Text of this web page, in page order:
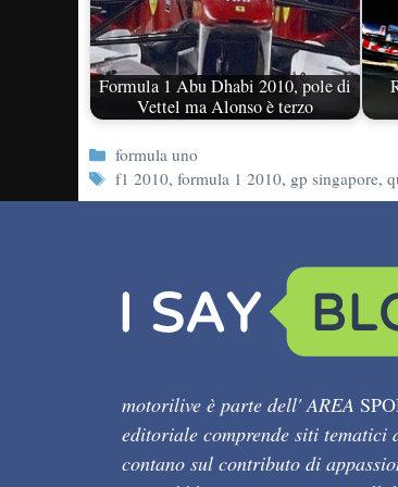
Formula 1 Abu Dhabi 2010, pole di
Vettel ma Alonso è terzo
Categorie
formula uno
Tag
f1 2010,formula 1 2010, gp singapore,
motorilive è parte dell' AREA
editoriale comprende siti tematici
contano sul contributo di